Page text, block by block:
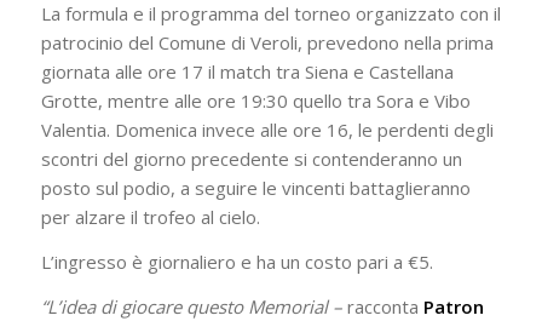
La formula e il programma del torneo organizzato con il
patrocinio del Comune di Veroli, prevedono nella prima
giornata alle ore 17 il match tra Siena e Castellana
Grotte, mentre alle ore 19:30 quello tra Sora e Vibo
Valentia. Domenica invece alle ore 16, le perdenti degli
scontri del giorno precedente si contenderanno un
posto sul podio, a seguire le vincenti battaglieranno
per alzare il trofeo al cielo.
L’ingresso è giornaliero e ha un costo pari a €5.
“L’idea di giocare questo Memorial – racconta Patron